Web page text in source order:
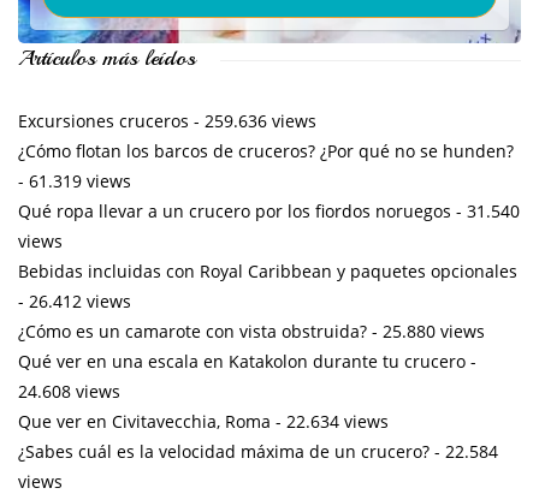
Artículos más leídos
Excursiones cruceros - 259.636 views
¿Cómo flotan los barcos de cruceros? ¿Por qué no se hunden?
- 61.319 views
Qué ropa llevar a un crucero por los fiordos noruegos - 31.540
views
Bebidas incluidas con Royal Caribbean y paquetes opcionales
- 26.412 views
¿Cómo es un camarote con vista obstruida? - 25.880 views
Qué ver en una escala en Katakolon durante tu crucero -
24.608 views
Que ver en Civitavecchia, Roma - 22.634 views
¿Sabes cuál es la velocidad máxima de un crucero? - 22.584
views